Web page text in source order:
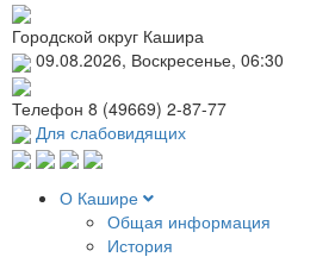
Городской округ Кашира
09.08.2026, Воскресенье, 06:30
Телефон 8 (49669) 2-87-77
Для слабовидящих
О Кашире
Общая информация
История